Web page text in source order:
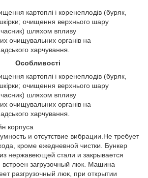
картоплі і коренеплодів (буряк,
очищення верхнього шару
шляхом впливу
очищувальних органів на
харчування.
Особливості
картоплі і коренеплодів (буряк,
очищення верхнього шару
шляхом впливу
очищувальних органів на
харчування.
корпуса
и отсутствие вибрации. Не требует
кроме ежедневной чистки. Бункер
нержавеющей стали и закрывается
загрузочный люк. Машина
разгрузочный люк, при открытии